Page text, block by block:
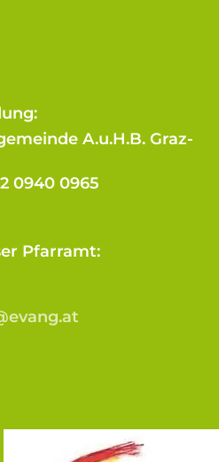
A.u.H.B. Graz-
0940 0965
Pfarramt: